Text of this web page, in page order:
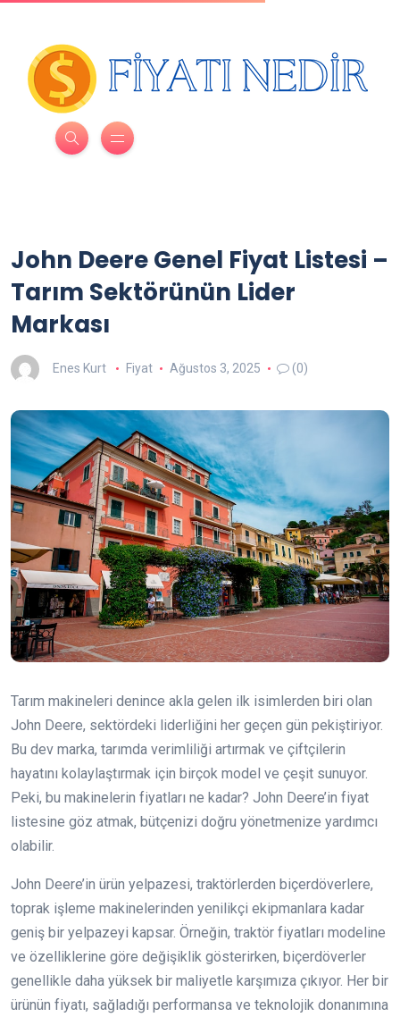
John Deere Genel Fiyat Listesi –
Tarım Sektörünün Lider
Markası
Enes Kurt Fiyat Ağustos 3, 2025 (0)
Tarım makineleri denince akla gelen ilk isimlerden biri olan
John Deere, sektördeki liderliğini her geçen gün pekiştiriyor.
Bu dev marka, tarımda verimliliği artırmak ve çiftçilerin
hayatını kolaylaştırmak için birçok model ve çeşit sunuyor.
Peki, bu makinelerin fiyatları ne kadar? John Deere’in fiyat
listesine göz atmak, bütçenizi doğru yönetmenize yardımcı
olabilir.
John Deere’in ürün yelpazesi, traktörlerden biçerdöverlere,
toprak işleme makinelerinden yenilikçi ekipmanlara kadar
geniş bir yelpazeyi kapsar. Örneğin, traktör fiyatları modeline
ve özelliklerine göre değişiklik gösterirken, biçerdöverler
genellikle daha yüksek bir maliyetle karşımıza çıkıyor. Her bir
ürünün fiyatı, sağladığı performansa ve teknolojik donanımına